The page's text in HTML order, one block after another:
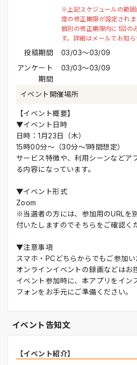
※上記スケジュールの範
度の修正期限が設定されま
個別の修正期限内に1回の
す。詳細はメールでお知ら
投稿期間
03/03〜03/09
アンケート
期間
03/03〜03/09
イベント開催場所
【イベント概要】
▼イベント日時
日時：1月23日（木）
15時00分～（30分～1時間想定）
サービス特徴や、利用シーンなどア
る内容になっています。
▼イベント形式
Zoom
※当選者の方には、参加用のURLを
付いたしますのでそちらをご確認く
▼注意事項
スマホ・PCどちらからでもご参加い
オンラインイベントの録画などはお
イベント参加時に、本アプリをイン
フォンをお手元にご準備ください。
イベント告知文
【イベント紹介】